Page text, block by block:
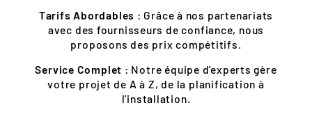
Tarifs Abordables : Grâce à nos partenariats
avec des fournisseurs de confiance, nous
proposons des prix compétitifs.
Service Complet : Notre équipe d'experts gère
votre projet de A à Z, de la planification à
l'installation.